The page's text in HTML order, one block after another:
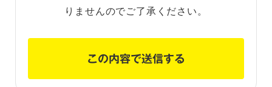
りませんのでご了承ください。
この内容で送信する